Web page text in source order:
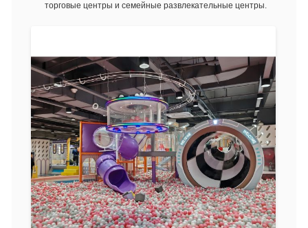
торговые центры и семейные развлекательные центры.